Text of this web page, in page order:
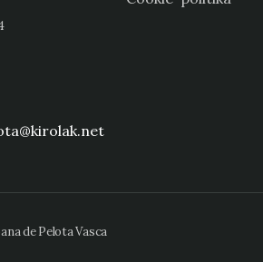
de Pelota Vasca